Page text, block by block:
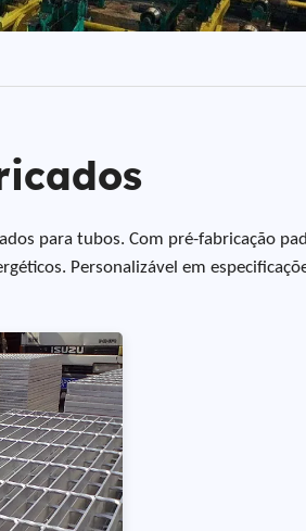
para tubos. Com pré-fabricação
Personalizável em